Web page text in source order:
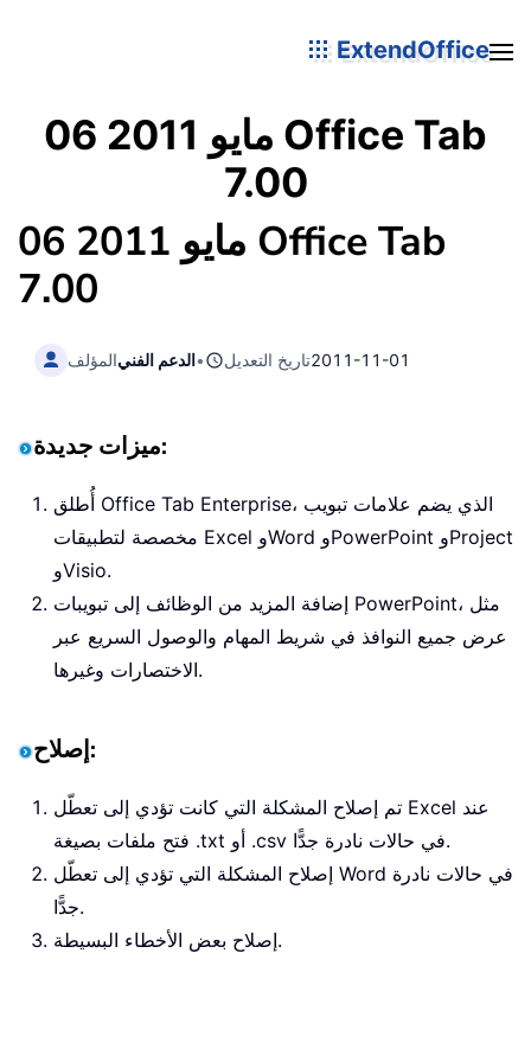
ExtendOffice
06 مايو 2011 Office Tab
7.00
06 مايو 2011 Office Tab
7.00
المؤلفالدعم الفني• تاريخ التعديل2011-11-01
ميزات جديدة:
أُطلق Office Tab Enterprise، الذي يضم علامات تبويب
مخصصة لتطبيقات Excel وWord وPowerPoint وProject
وVisio.
إضافة المزيد من الوظائف إلى تبويبات PowerPoint، مثل
عرض جميع النوافذ في شريط المهام والوصول السريع عبر
الاختصارات وغيرها.
إصلاح:
تم إصلاح المشكلة التي كانت تؤدي إلى تعطّل Excel عند
فتح ملفات بصيغة .txt أو .csv في حالات نادرة جدًّا.
إصلاح المشكلة التي تؤدي إلى تعطّل Word في حالات نادرة
جدًّا.
إصلاح بعض الأخطاء البسيطة.